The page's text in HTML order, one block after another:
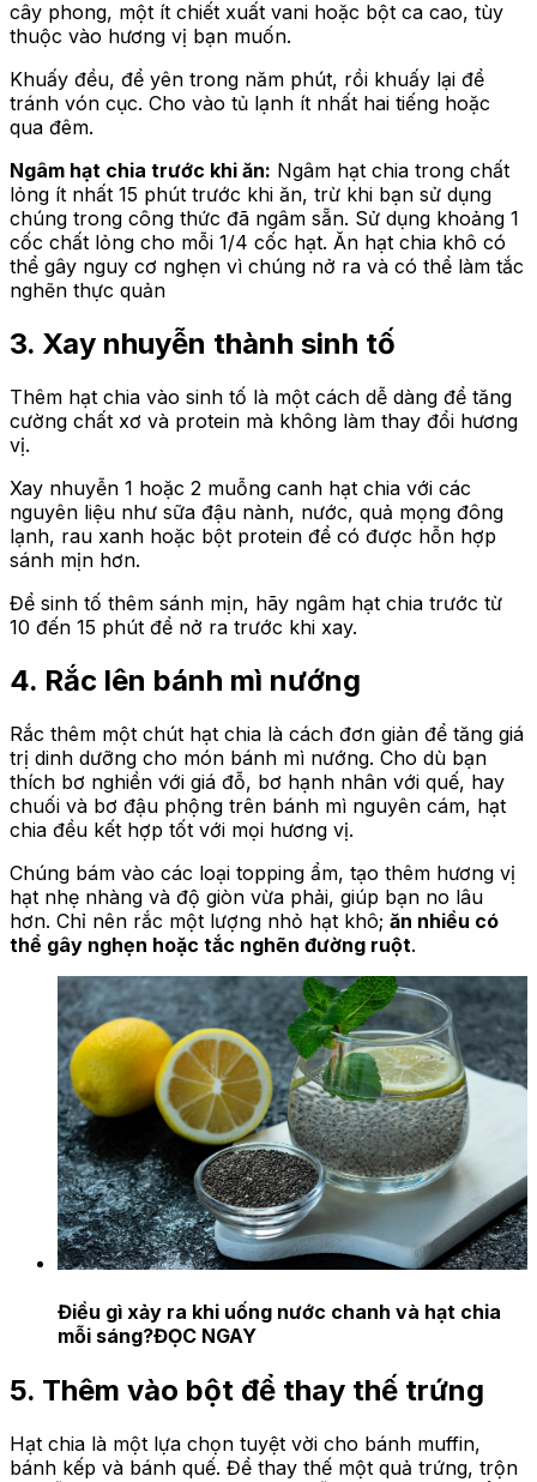
cây phong, một ít chiết xuất vani hoặc bột ca cao, tùy
thuộc vào hương vị bạn muốn.
Khuấy đều, để yên trong năm phút, rồi khuấy lại để
tránh vón cục. Cho vào tủ lạnh ít nhất hai tiếng hoặc
qua đêm.
Ngâm hạt chia trước khi ăn: Ngâm hạt chia trong chất
lỏng ít nhất 15 phút trước khi ăn, trừ khi bạn sử dụng
chúng trong công thức đã ngâm sẵn. Sử dụng khoảng 1
cốc chất lỏng cho mỗi 1/4 cốc hạt. Ăn hạt chia khô có
thể gây nguy cơ nghẹn vì chúng nở ra và có thể làm tắc
nghẽn thực quản
3. Xay nhuyễn thành sinh tố
Thêm hạt chia vào sinh tố là một cách dễ dàng để tăng
cường chất xơ và protein mà không làm thay đổi hương
vị.
Xay nhuyễn 1 hoặc 2 muỗng canh hạt chia với các
nguyên liệu như sữa đậu nành, nước, quả mọng đông
lạnh, rau xanh hoặc bột protein để có được hỗn hợp
sánh mịn hơn.
Để sinh tố thêm sánh mịn, hãy ngâm hạt chia trước từ
10 đến 15 phút để nở ra trước khi xay.
4. Rắc lên bánh mì nướng
Rắc thêm một chút hạt chia là cách đơn giản để tăng giá
trị dinh dưỡng cho món bánh mì nướng. Cho dù bạn
thích bơ nghiền với giá đỗ, bơ hạnh nhân với quế, hay
chuối và bơ đậu phộng trên bánh mì nguyên cám, hạt
chia đều kết hợp tốt với mọi hương vị.
Chúng bám vào các loại topping ẩm, tạo thêm hương vị
hạt nhẹ nhàng và độ giòn vừa phải, giúp bạn no lâu
hơn. Chỉ nên rắc một lượng nhỏ hạt khô; ăn nhiều có
thể gây nghẹn hoặc tắc nghẽn đường ruột.
Điều gì xảy ra khi uống nước chanh và hạt chia
mỗi sáng?ĐỌC NGAY
5. Thêm vào bột để thay thế trứng
Hạt chia là một lựa chọn tuyệt vời cho bánh muffin,
bánh kếp và bánh quế. Để thay thế một quả trứng, trộn